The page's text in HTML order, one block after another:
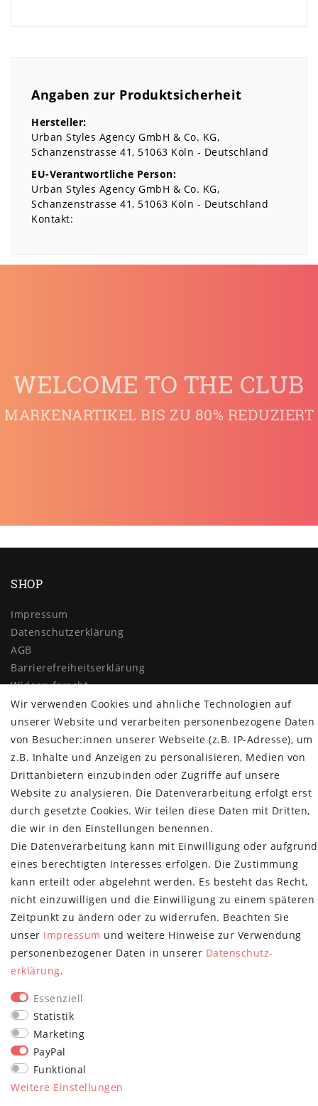
Angaben zur Produktsicherheit
Hersteller:
Urban Styles Agency GmbH & Co. KG
Schanzenstrasse 41 51063 Köln
Deutschland
EU-Verantwortliche Person:
Urban Styles Agency GmbH & Co. KG
Schanzenstrasse 41 51063 Köln
Deutschland
Kontakt:
WELCOME TO THE CLUB
MARKENARTIKEL BIS ZU 80% REDUZIERT
SHOP
Impressum
Daten­schutz­erklärung
AGB
Barrierefreiheitserklärung
Widerrufs­recht
Vertrag widerrufen
MYPOPUPCLUB
Über uns
Retoure
Versand- und Zahlungsbedingungen
NEWSLETTER
Hiermit bestätige ich, dass ich die Daten­schutz­erklärung
gelesen habe.
Meine Einwilligung kann ich jederzeit widerrufen.**
Abonnieren
STAY CONNECTED
Wir verwenden Cookies und ähnliche Technologien auf
unserer Website und verarbeiten personenbezogene Daten
von Besucher:innen unserer Webseite (z.B. IP-Adresse), um
z.B. Inhalte und Anzeigen zu personalisieren, Medien von
Drittanbietern einzubinden oder Zugriffe auf unsere
Website zu analysieren. Die Datenverarbeitung erfolgt erst
durch gesetzte Cookies. Wir teilen diese Daten mit Dritten,
die wir in den Einstellungen benennen.
Die Datenverarbeitung kann mit Einwilligung oder aufgrund
eines berechtigten Interesses erfolgen. Die Zustimmung
kann erteilt oder abgelehnt werden. Es besteht das Recht,
nicht einzuwilligen und die Einwilligung zu einem späteren
Zeitpunkt zu ändern oder zu widerrufen. Beachten Sie
unser Impressum und weitere Hinweise zur Verwendung
personenbezogener Daten in unserer Daten­schutz­
erklärung.
Essenziell
Statistik
Marketing
PayPal
Funktional
Weitere Einstellungen
plentymarkets Template von